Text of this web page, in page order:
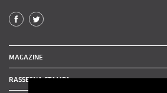
MAGAZINE
RASSEGNA STAMPA